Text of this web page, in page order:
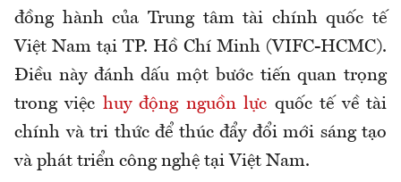
đồng hành của Trung tâm tài chính quốc tế
Việt Nam tại TP. Hồ Chí Minh (VIFC-HCMC).
Điều này đánh dấu một bước tiến quan trọng
trong việc huy động nguồn lực quốc tế về tài
chính và tri thức để thúc đẩy đổi mới sáng tạo
và phát triển công nghệ tại Việt Nam.